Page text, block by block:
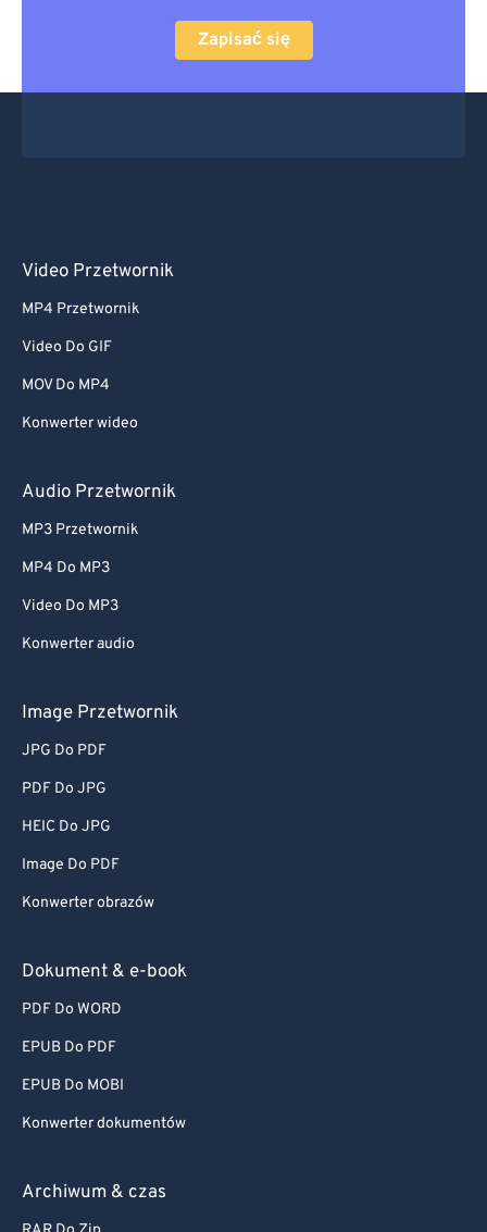
Zapisać się
Video Przetwornik
MP4 Przetwornik
Video Do GIF
MOV Do MP4
Konwerter wideo
Audio Przetwornik
MP3 Przetwornik
MP4 Do MP3
Video Do MP3
Konwerter audio
Image Przetwornik
JPG Do PDF
PDF Do JPG
HEIC Do JPG
Image Do PDF
Konwerter obrazów
Dokument & e-book
PDF Do WORD
EPUB Do PDF
EPUB Do MOBI
Konwerter dokumentów
Archiwum & czas